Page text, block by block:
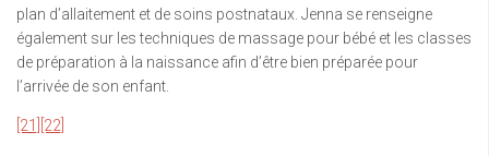
plan d’allaitement et de soins postnataux. Jenna se renseigne
également sur les techniques de massage pour bébé et les classes
de préparation à la naissance afin d’être bien préparée pour
l’arrivée de son enfant.
[21] [22]